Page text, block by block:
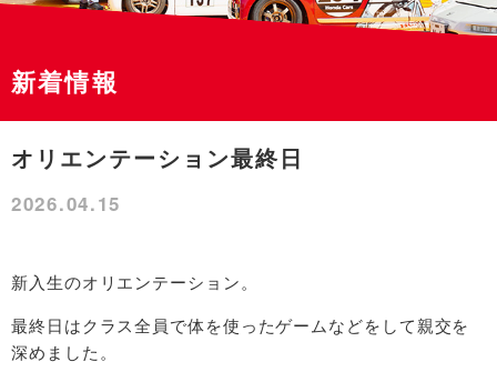
新着情報
オリエンテーション最終日
2026.04.15
新入生のオリエンテーション。
最終日はクラス全員で体を使ったゲームなどをして親交を
深めました。